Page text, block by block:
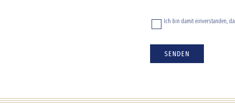
Ich bin damit einverstanden,
SENDEN